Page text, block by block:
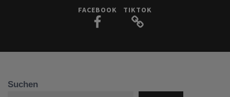
FACEBOOK TIKTOK
Suchen